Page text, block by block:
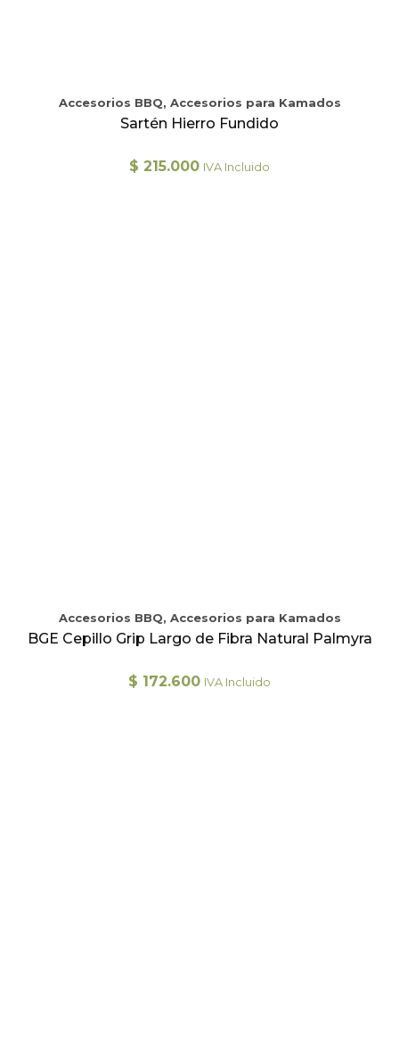
Accesorios BBQ, Accesorios para Kamados
Sartén Hierro Fundido
$ 215.000 IVA Incluido
Accesorios BBQ, Accesorios para Kamados
BGE Cepillo Grip Largo de Fibra Natural Palmyra
$ 172.600 IVA Incluido